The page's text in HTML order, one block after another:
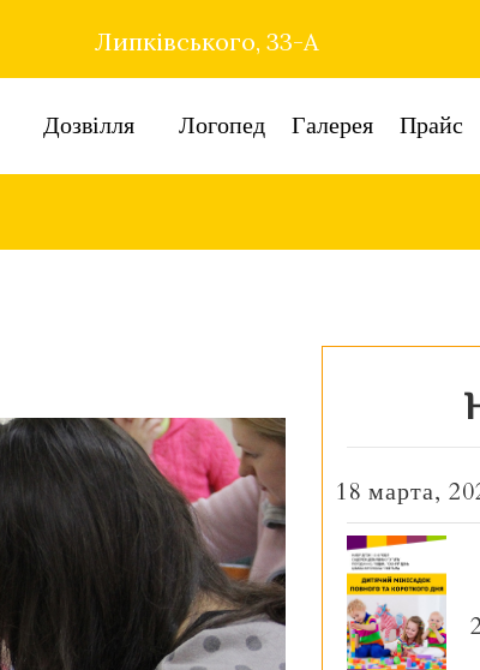
Липківського, 33-А
Дозвілля Логопед Галерея Прайс
18 марта,